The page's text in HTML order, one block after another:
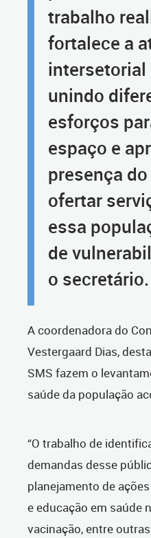
trabalho
fortalece a
intersetorial
unindo
esforços
espaço e
presença
ofertar
essa
de
o secretário.
A coordenadora do
Vestergaard Dias,
SMS fazem o
saúde da população
“O trabalho de
demandas desse
planejamento de
e educação em saúde
vacinação, entre